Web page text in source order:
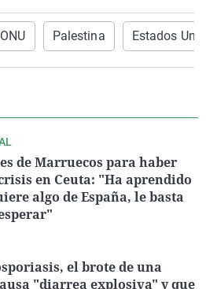
ONU Palestina Estados
de Marruecos para haber
en Ceuta: "Ha aprendido
algo de España, le basta
el brote de una
"diarrea explosiva" y que